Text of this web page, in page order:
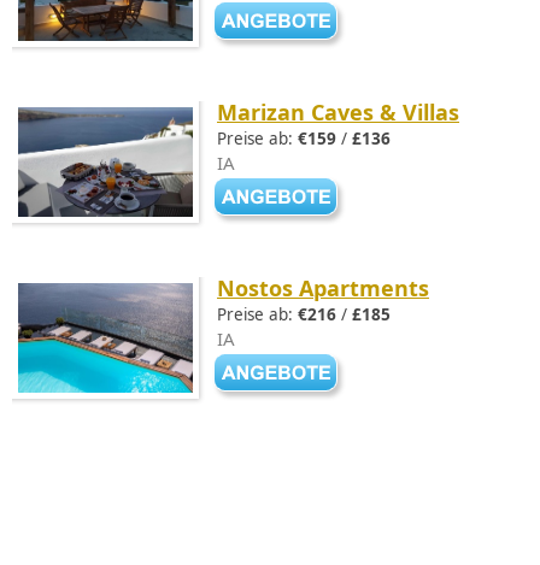
Marizan Caves & Villas
Preise ab: €159 / £136
IA
Nostos Apartments
Preise ab: €216 / £185
IA